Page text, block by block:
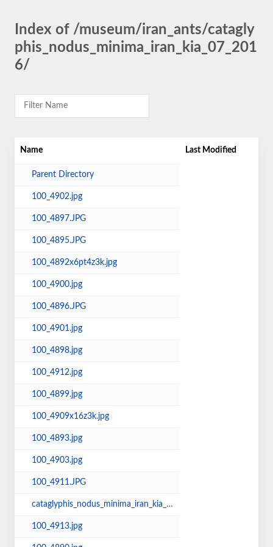
Index of /museum/iran_ants/catagly
phis_nodus_minima_iran_kia_07_201
6/
Name Last Modified
Parent Directory
100_4902.jpg
100_4897.JPG
100_4895.JPG
100_4892x6pt4z3k.jpg
100_4900.jpg
100_4896.JPG
100_4901.jpg
100_4898.jpg
100_4912.jpg
100_4899.jpg
100_4909x16z3k.jpg
100_4893.jpg
100_4903.jpg
100_4911.JPG
cataglyphis_nodus_minima_iran_kia_07_2016.jpg
100_4913.jpg